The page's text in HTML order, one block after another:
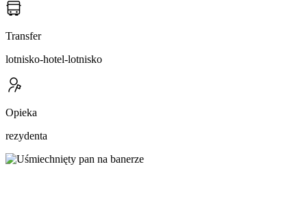
Transfer
lotnisko-hotel-lotnisko
Opieka
rezydenta